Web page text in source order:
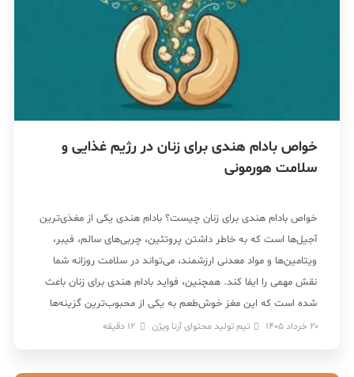
خواص بادام هندی برای زنان در رژیم غذایی و
سلامت هورمونی
خواص بادام هندی برای زنان چیست؟ بادام هندی یکی از مغذی‌ترین
آجیل‌ها است که به خاطر داشتن پروتئین، چربی‌های سالم، فیبر،
ویتامین‌ها و مواد معدنی ارزشمند، می‌تواند در سلامت روزانه شما
نقش مهمی را ایفا کند. همچنین، فواید بادام هندی برای زنان باعث
شده است که این مغز خوش‌طعم به یکی از محبوب‌ترین گزینه‌ها
برای […]
20 خرداد 1405 تیم تولید محتوای آرنا ویژن 12 دقیقه